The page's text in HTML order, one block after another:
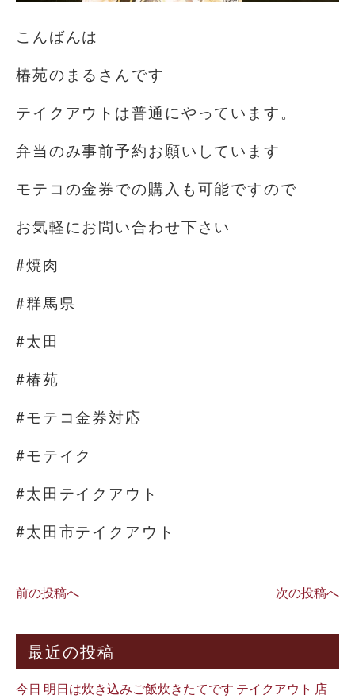
こんばんは
椿苑のまるさんです
テイクアウトは普通にやっています。
弁当のみ事前予約お願いしています
モテコの金券での購入も可能ですので
お気軽にお問い合わせ下さい
#焼肉
#群馬県
#太田
#椿苑
#モテコ金券対応
#モテイク
#太田テイクアウト
#太田市テイクアウト
前の投稿へ 次の投稿へ
最近の投稿
今日 明日は炊き込みご飯炊きたてです テイクアウト 店